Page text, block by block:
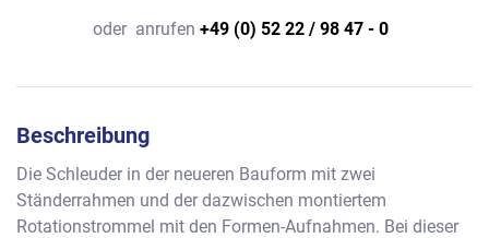
oder anrufen +49 (0) 52 22 / 98 47 - 0
Beschreibung
Die Schleuder in der neueren Bauform mit zwei
Ständerrahmen und der dazwischen montiertem
Rotationstrommel mit den Formen-Aufnahmen. Bei dieser